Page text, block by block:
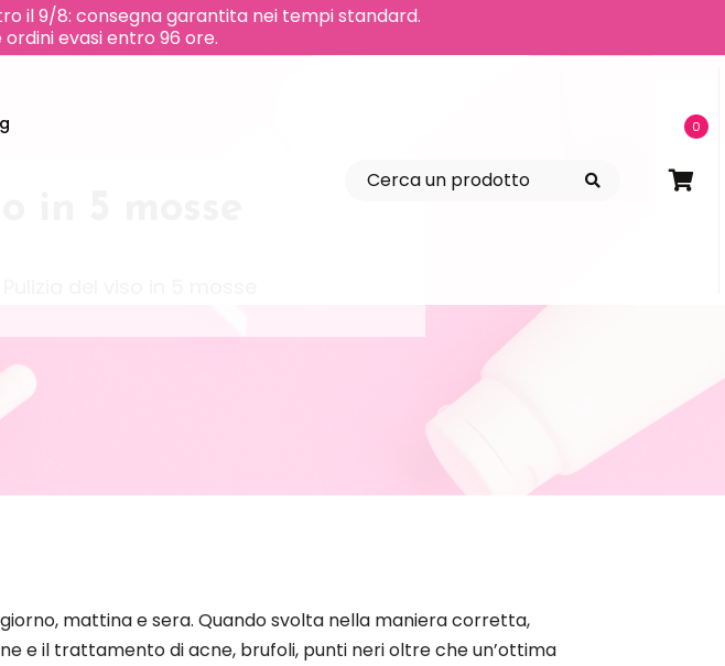
il 9/8: consegna garantita nei tempi standard.
evasi entro 96 ore.
0
mattina e sera. Quando svolta nella maniera corretta,
e il trattamento di acne, brufoli, punti neri oltre che un’ottima